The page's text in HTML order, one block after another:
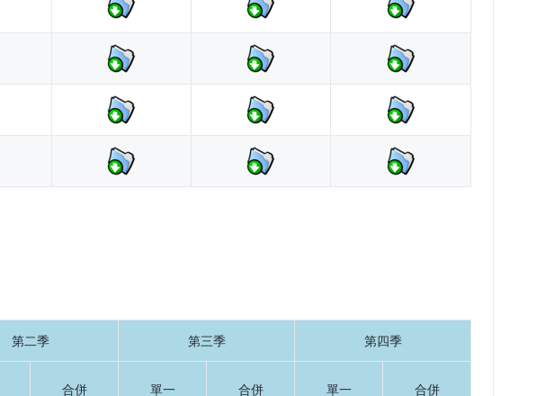
第二季 第三季 第四季
合併 單一 合併 單一 合併